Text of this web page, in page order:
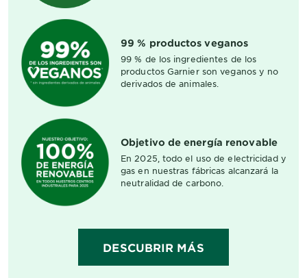
99 % productos veganos
99 % de los ingredientes de los
productos Garnier son veganos y no
derivados de animales.
Objetivo de energía renovable
En 2025, todo el uso de electricidad y
gas en nuestras fábricas alcanzará la
neutralidad de carbono.
DESCUBRIR MÁS